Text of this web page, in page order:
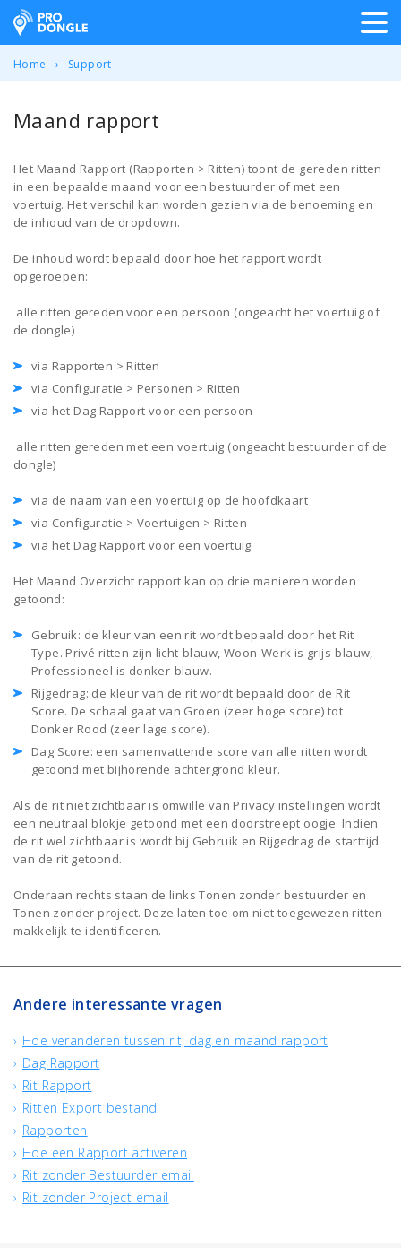
ProDongle Track & Trace
Home Support
Maand rapport
Het Maand Rapport (Rapporten > Ritten) toont de gereden ritten
in een bepaalde maand voor een bestuurder of met een
voertuig. Het verschil kan worden gezien via de benoeming en
de inhoud van de dropdown.
De inhoud wordt bepaald door hoe het rapport wordt
opgeroepen:
alle ritten gereden voor een persoon (ongeacht het voertuig of
de dongle)
via Rapporten > Ritten
via Configuratie > Personen > Ritten
via het Dag Rapport voor een persoon
alle ritten gereden met een voertuig (ongeacht bestuurder of de
dongle)
via de naam van een voertuig op de hoofdkaart
via Configuratie > Voertuigen > Ritten
via het Dag Rapport voor een voertuig
Het Maand Overzicht rapport kan op drie manieren worden
getoond:
Gebruik: de kleur van een rit wordt bepaald door het Rit
Type. Privé ritten zijn licht-blauw, Woon-Werk is grijs-blauw,
Professioneel is donker-blauw.
Rijgedrag: de kleur van de rit wordt bepaald door de Rit
Score. De schaal gaat van Groen (zeer hoge score) tot
Donker Rood (zeer lage score).
Dag Score: een samenvattende score van alle ritten wordt
getoond met bijhorende achtergrond kleur.
Als de rit niet zichtbaar is omwille van Privacy instellingen wordt
een neutraal blokje getoond met een doorstreept oogje. Indien
de rit wel zichtbaar is wordt bij Gebruik en Rijgedrag de starttijd
van de rit getoond.
Onderaan rechts staan de links Tonen zonder bestuurder en
Tonen zonder project. Deze laten toe om niet toegewezen ritten
makkelijk te identificeren.
Andere interessante vragen
Hoe veranderen tussen rit, dag en maand rapport
Dag Rapport
Rit Rapport
Ritten Export bestand
Rapporten
Hoe een Rapport activeren
Rit zonder Bestuurder email
Rit zonder Project email